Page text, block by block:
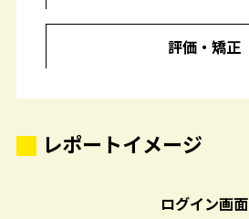
評価・矯正
レポートイメージ
ログイン画面